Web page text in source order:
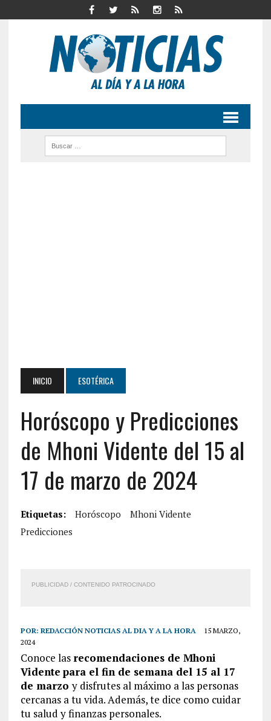
INICIO ESOTÉRICA
Horóscopo y Predicciones
de Mhoni Vidente del 15 al
17 de marzo de 2024
Etiquetas: Horóscopo
Mhoni Vidente
Predicciones
PUBLICIDAD / CONTENIDO PATROCINADO
POR: REDACCIÓN NOTICIAS AL DIA Y A LA HORA
15 MARZO,
2024
Conoce las recomendaciones de Mhoni
Vidente para el fin de semana del 15 al 17
de marzoy disfrutes al máximo a las personas
cercanas a tu vida. Además, te dice como cuidar
tu salud y finanzas personales.